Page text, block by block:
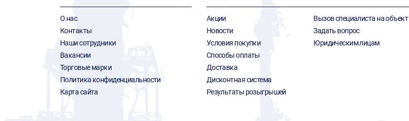
О нас
Контакты
Наши сотрудники
Вакансии
Торговые марки
Политика конфиденциальности
Карта сайта
Акции
Новости
Условия покупки
Способы оплаты
Доставка
Дисконтная система
Результаты розыгрышей
Вызов специалиста на объект
Задать вопрос
Юридическим лицам